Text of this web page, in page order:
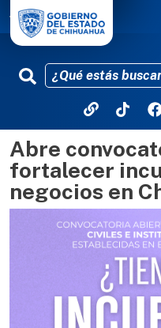
Abre
fortalecer
negocios en